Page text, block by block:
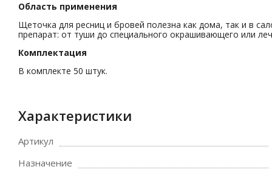
Область применения
Щеточка для ресниц и бровей полезна как дома, так и в
препарат: от туши до специального окрашивающего или
Комплектация
В комплекте 50 штук.
Характеристики
Артикул
Назначение